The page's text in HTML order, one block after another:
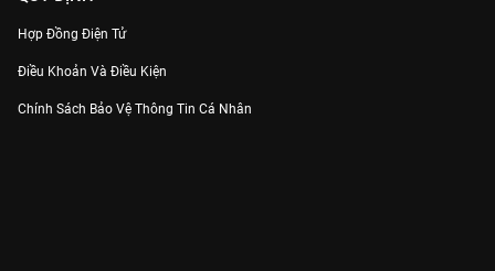
Hợp Đồng Điện Tử
Điều Khoản Và Điều Kiện
Chính Sách Bảo Vệ Thông Tin Cá Nhân